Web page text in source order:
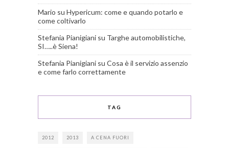
Mario su Hypericum: come e quando potarlo e
come coltivarlo
Stefania Pianigiani su Targhe automobilistiche,
SI…..è Siena!
Stefania Pianigiani su Cosa è il servizio assenzio
e come farlo correttamente
TAG
2012 2013 A CENA FUORI